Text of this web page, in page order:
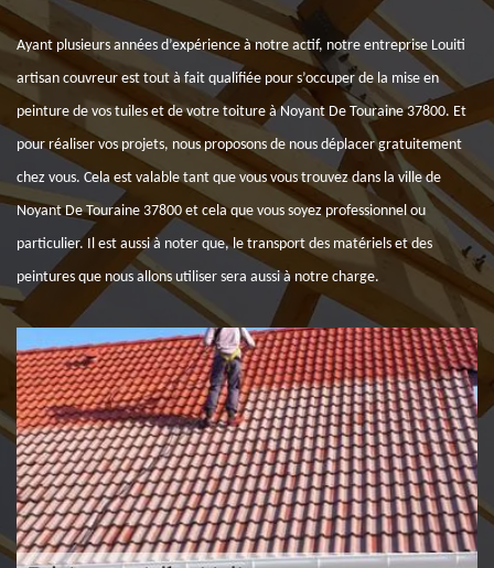
Ayant plusieurs années d’expérience à notre actif, notre entreprise Louiti
artisan couvreur est tout à fait qualifiée pour s’occuper de la mise en
peinture de vos tuiles et de votre toiture à Noyant De Touraine 37800. Et
pour réaliser vos projets, nous proposons de nous déplacer gratuitement
chez vous. Cela est valable tant que vous vous trouvez dans la ville de
Noyant De Touraine 37800 et cela que vous soyez professionnel ou
particulier. Il est aussi à noter que, le transport des matériels et des
peintures que nous allons utiliser sera aussi à notre charge.